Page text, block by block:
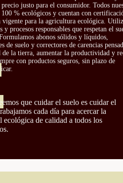
justo para el consumidor. Todos
100 % ecológicos y cuentan con
para la agricultura ecológica.
y procesos responsables que respetan el
abonos sólidos y líquidos,
de suelo y correctores de carencias
la tierra, aumentar la productividad y
con productos seguros, sin plazo de
que cuidar el suelo es cuidar el
cada día para acercar la
ecológica de calidad a todos los